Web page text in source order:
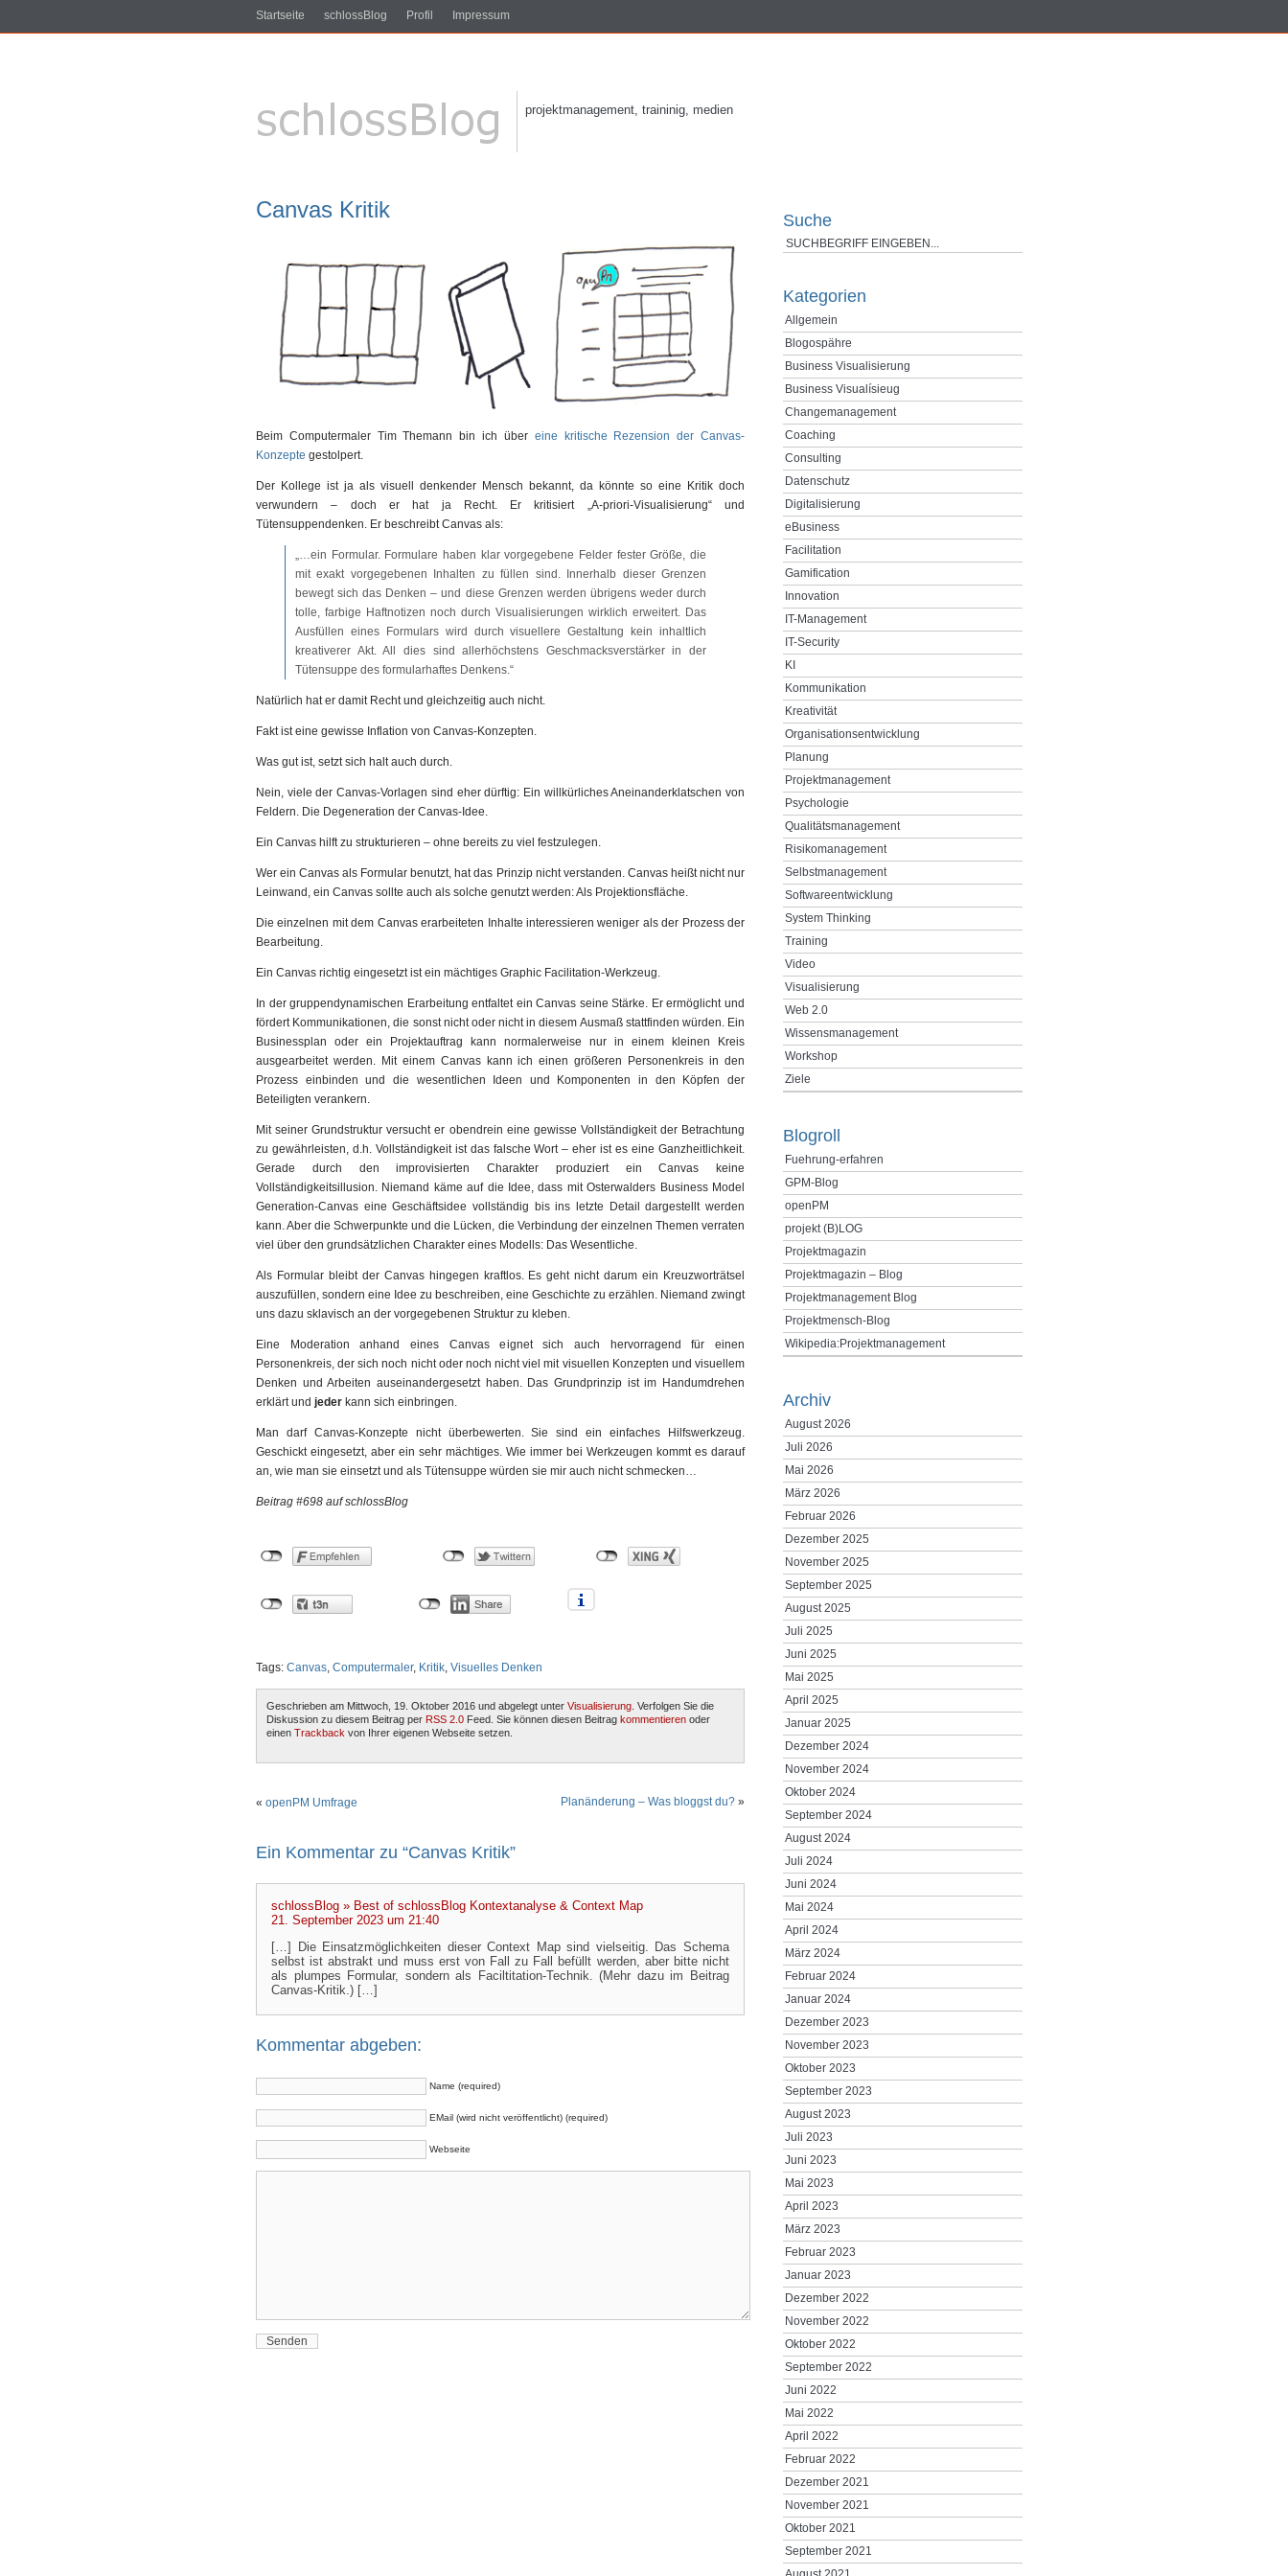
Startseite schlossBlog Profil Impressum
projektmanagement, traininig, medien
Canvas Kritik
Beim Computermaler Tim Themann bin ich über eine kritische Rezension der Canvas-
Konzepte gestolpert.
Der Kollege ist ja als visuell denkender Mensch bekannt, da könnte so eine Kritik doch
verwundern – doch er hat ja Recht. Er kritisiert „A-priori-Visualisierung“ und
Tütensuppendenken. Er beschreibt Canvas als:
„…ein Formular. Formulare haben klar vorgegebene Felder fester Größe, die
mit exakt vorgegebenen Inhalten zu füllen sind. Innerhalb dieser Grenzen
bewegt sich das Denken – und diese Grenzen werden übrigens weder durch
tolle, farbige Haftnotizen noch durch Visualisierungen wirklich erweitert. Das
Ausfüllen eines Formulars wird durch visuellere Gestaltung kein inhaltlich
kreativerer Akt. All dies sind allerhöchstens Geschmacksverstärker in der
Tütensuppe des formularhaftes Denkens.“
Natürlich hat er damit Recht und gleichzeitig auch nicht.
Fakt ist eine gewisse Inflation von Canvas-Konzepten.
Was gut ist, setzt sich halt auch durch.
Nein, viele der Canvas-Vorlagen sind eher dürftig: Ein willkürliches Aneinanderklatschen von
Feldern. Die Degeneration der Canvas-Idee.
Ein Canvas hilft zu strukturieren – ohne bereits zu viel festzulegen.
Wer ein Canvas als Formular benutzt, hat das Prinzip nicht verstanden. Canvas heißt nicht nur
Leinwand, ein Canvas sollte auch als solche genutzt werden: Als Projektionsfläche.
Die einzelnen mit dem Canvas erarbeiteten Inhalte interessieren weniger als der Prozess der
Bearbeitung.
Ein Canvas richtig eingesetzt ist ein mächtiges Graphic Facilitation-Werkzeug.
In der gruppendynamischen Erarbeitung entfaltet ein Canvas seine Stärke. Er ermöglicht und
fördert Kommunikationen, die sonst nicht oder nicht in diesem Ausmaß stattfinden würden. Ein
Businessplan oder ein Projektauftrag kann normalerweise nur in einem kleinen Kreis
ausgearbeitet werden. Mit einem Canvas kann ich einen größeren Personenkreis in den
Prozess einbinden und die wesentlichen Ideen und Komponenten in den Köpfen der
Beteiligten verankern.
Mit seiner Grundstruktur versucht er obendrein eine gewisse Vollständigkeit der Betrachtung
zu gewährleisten, d.h. Vollständigkeit ist das falsche Wort – eher ist es eine Ganzheitlichkeit.
Gerade durch den improvisierten Charakter produziert ein Canvas keine
Vollständigkeitsillusion. Niemand käme auf die Idee, dass mit Osterwalders Business Model
Generation-Canvas eine Geschäftsidee vollständig bis ins letzte Detail dargestellt werden
kann. Aber die Schwerpunkte und die Lücken, die Verbindung der einzelnen Themen verraten
viel über den grundsätzlichen Charakter eines Modells: Das Wesentliche.
Als Formular bleibt der Canvas hingegen kraftlos. Es geht nicht darum ein Kreuzworträtsel
auszufüllen, sondern eine Idee zu beschreiben, eine Geschichte zu erzählen. Niemand zwingt
uns dazu sklavisch an der vorgegebenen Struktur zu kleben.
Eine Moderation anhand eines Canvas eignet sich auch hervorragend für einen
Personenkreis, der sich noch nicht oder noch nicht viel mit visuellen Konzepten und visuellem
Denken und Arbeiten auseinandergesetzt haben. Das Grundprinzip ist im Handumdrehen
erklärt und jeder kann sich einbringen.
Man darf Canvas-Konzepte nicht überbewerten. Sie sind ein einfaches Hilfswerkzeug.
Geschickt eingesetzt, aber ein sehr mächtiges. Wie immer bei Werkzeugen kommt es darauf
an, wie man sie einsetzt und als Tütensuppe würden sie mir auch nicht schmecken…
Beitrag #698 auf schlossBlog
Tags: Canvas, Computermaler, Kritik, Visuelles Denken
Geschrieben am Mittwoch, 19. Oktober 2016 und abgelegt unter Visualisierung . Verfolgen Sie die
Diskussion zu diesem Beitrag per RSS 2.0 Feed. Sie können diesen Beitrag kommentieren oder
einen Trackback von Ihrer eigenen Webseite setzen.
« openPM Umfrage Planänderung – Was bloggst du? »
Ein Kommentar zu “Canvas Kritik”
schlossBlog » Best of schlossBlog Kontextanalyse & Context Map
21. September 2023 um 21:40
[…] Die Einsatzmöglichkeiten dieser Context Map sind vielseitig. Das Schema
selbst ist abstrakt und muss erst von Fall zu Fall befüllt werden, aber bitte nicht
als plumpes Formular, sondern als Faciltitation-Technik. (Mehr dazu im Beitrag
Canvas-Kritik.) […]
Kommentar abgeben:
Name (required)
EMail (wird nicht veröffentlicht) (required)
Webseite
Suche
Kategorien
Allgemein
Blogospähre
Business Visualisierung
Business Visualísieug
Changemanagement
Coaching
Consulting
Datenschutz
Digitalisierung
eBusiness
Facilitation
Gamification
Innovation
IT-Management
IT-Security
KI
Kommunikation
Kreativität
Organisationsentwicklung
Planung
Projektmanagement
Psychologie
Qualitätsmanagement
Risikomanagement
Selbstmanagement
Softwareentwicklung
System Thinking
Training
Video
Visualisierung
Web 2.0
Wissensmanagement
Workshop
Ziele
Blogroll
Fuehrung-erfahren
GPM-Blog
openPM
projekt (B)LOG
Projektmagazin
Projektmagazin – Blog
Projektmanagement Blog
Projektmensch-Blog
Wikipedia:Projektmanagement
Archiv
August 2026
Juli 2026
Mai 2026
März 2026
Februar 2026
Dezember 2025
November 2025
September 2025
August 2025
Juli 2025
Juni 2025
Mai 2025
April 2025
Januar 2025
Dezember 2024
November 2024
Oktober 2024
September 2024
August 2024
Juli 2024
Juni 2024
Mai 2024
April 2024
März 2024
Februar 2024
Januar 2024
Dezember 2023
November 2023
Oktober 2023
September 2023
August 2023
Juli 2023
Juni 2023
Mai 2023
April 2023
März 2023
Februar 2023
Januar 2023
Dezember 2022
November 2022
Oktober 2022
September 2022
Juni 2022
Mai 2022
April 2022
Februar 2022
Dezember 2021
November 2021
Oktober 2021
September 2021